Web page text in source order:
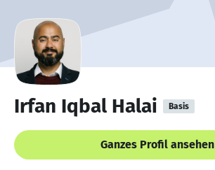
Irfan Iqbal Halai Basis
Ganzes Profil ansehen